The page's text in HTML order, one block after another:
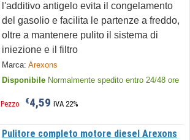
l'additivo antigelo evita il congelamento
del gasolio e facilita le partenze a freddo,
oltre a mantenere pulito il sistema di
iniezione e il filtro
Marca: Arexons
Disponibile Normalmente spedito entro 24/48 ore
Pezzo €4,59 IVA 22%
Pulitore completo motore diesel Arexons